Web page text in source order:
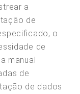
a
de
o
de
manual
de
de dados